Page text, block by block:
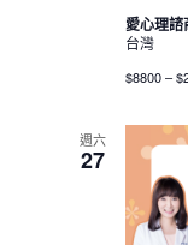
愛心理諮
台灣
$8800 –
週六
27